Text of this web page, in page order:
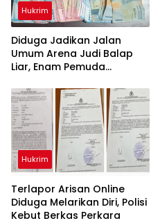
Hukrim
Diduga Jadikan Jalan
Umum Arena Judi Balap
Liar, Enam Pemuda
Gowa
Hukrim
Terlapor Arisan Online
Diduga Melarikan Diri, Polisi
Kebut Berkas Perkara